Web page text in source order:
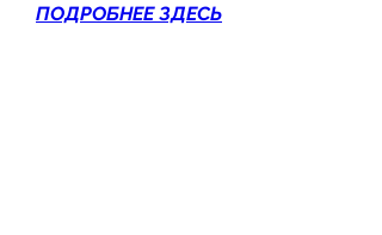
ПОДРОБНЕЕ ЗДЕСЬ